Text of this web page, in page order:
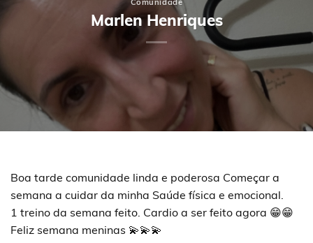
Marlen Henriques
Boa tarde comunidade linda e poderosa Começar a
semana a cuidar da minha Saúde física e emocional.
1 treino da semana feito. Cardio a ser feito agora 😁😁
Feliz semana meninas 💫💫💫